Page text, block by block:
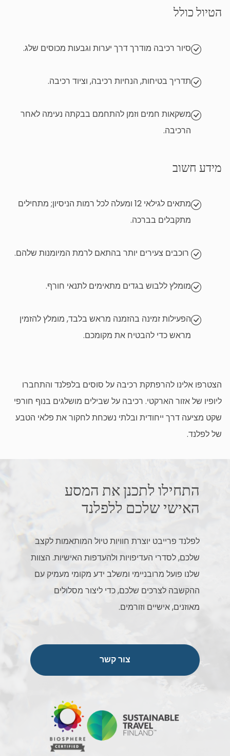
הטיול כולל
סיור רכיבה מודרך דרך יערות וגבעות מכוסים שלג.
תדריך בטיחות, הנחיות רכיבה, וציוד רכיבה.
משקאות חמים וזמן להתחמם בבקתה נעימה לאחר
הרכיבה.
מידע חשוב
מתאים לגילאי 12 ומעלה לכל רמות הניסיון; מתחילים
מתקבלים בברכה.
רוכבים צעירים יותר בהתאם לרמת המיומנות שלהם.
מומלץ ללבוש בגדים מתאימים לתנאי חורף.
הפעילות זמינה בהזמנה מראש בלבד, מומלץ להזמין
מראש כדי להבטיח את מקומכם.
הצטרפו אלינו להרפתקת רכיבה על סוסים בלפלנד והתחברו
ליופיו של אזור הארקטי. רכיבה על שבילים מושלגים בנוף חורפי
שקט מציעה דרך ייחודית ובלתי נשכחת לחקור את פלאי הטבע
של לפלנד.
התחילו לתכנן את המסע
האישי שלכם ללפלנד
לפלנד פרייבט יוצרת חוויות טיול המותאמות לקצב
שלכם, לסדרי העדיפויות ולהעדפות האישיות. הצוות
שלנו פועל מרובניימי ומשלב ידע מקומי מעמיק עם
ההקשבה לצרכים שלכם, כדי ליצור מסלולים
מאוזנים, אישיים וזורמים.
צור קשר